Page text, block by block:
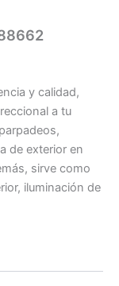
y calidad,
a tu
de exterior en
sirve como
iluminación de